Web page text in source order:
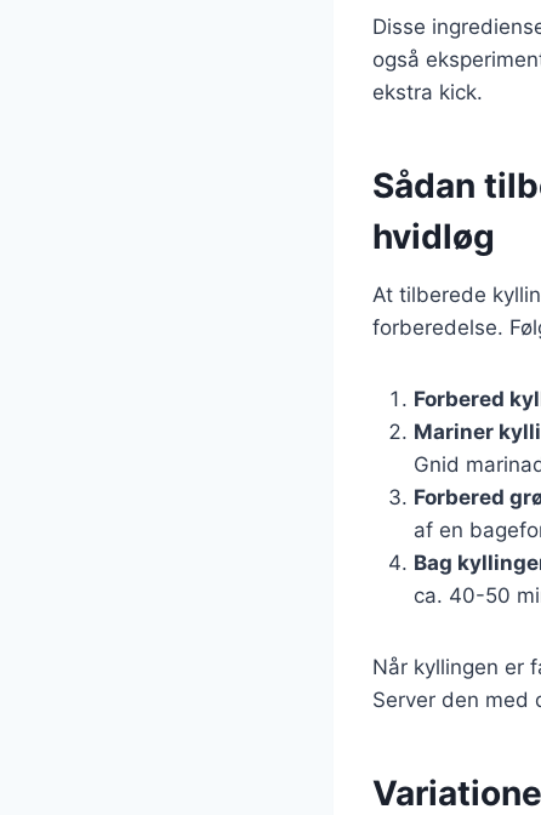
Disse
også
ekstra kick.
Sådan
hvidløg
At tilberede
forberedelse.
Forbered
Mariner
Gnid
Forbered
af en
Bag
ca. 40-50
Når kyllingen er
Server den med